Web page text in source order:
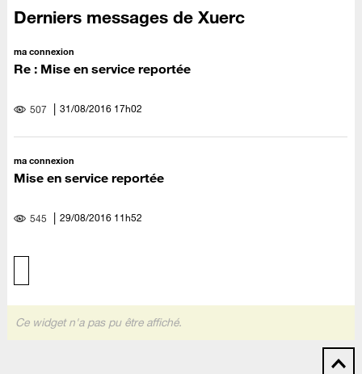
Derniers messages de Xuerc
ma connexion
Re : Mise en service reportée
507 ‎31/08/2016 17h02
ma connexion
Mise en service reportée
545 ‎29/08/2016 11h52
Ce widget n'a pas pu être affiché.